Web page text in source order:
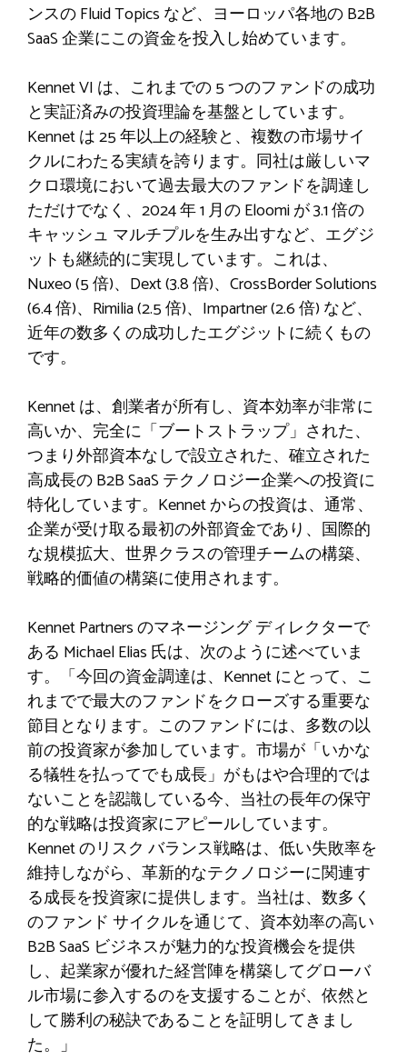
ンスの Fluid Topics など、ヨーロッパ各地の B2B
SaaS 企業にこの資金を投入し始めています。
Kennet VI は、これまでの 5 つのファンドの成功
と実証済みの投資理論を基盤としています。
Kennet は 25 年以上の経験と、複数の市場サイ
クルにわたる実績を誇ります。同社は厳しいマ
クロ環境において過去最大のファンドを調達し
ただけでなく、2024 年 1 月の Eloomi が 3.1 倍の
キャッシュ マルチプルを生み出すなど、エグジ
ットも継続的に実現しています。これは、
Nuxeo (5 倍)、Dext (3.8 倍)、CrossBorder Solutions
(6.4 倍)、Rimilia (2.5 倍)、Impartner (2.6 倍) など、
近年の数多くの成功したエグジットに続くもの
です。
Kennet は、創業者が所有し、資本効率が非常に
高いか、完全に「ブートストラップ」された、
つまり外部資本なしで設立された、確立された
高成長の B2B SaaS テクノロジー企業への投資に
特化しています。Kennet からの投資は、通常、
企業が受け取る最初の外部資金であり、国際的
な規模拡大、世界クラスの管理チームの構築、
戦略的価値の構築に使用されます。
Kennet Partners のマネージング ディレクターで
ある Michael Elias 氏は、次のように述べていま
す。「今回の資金調達は、Kennet にとって、こ
れまでで最大のファンドをクローズする重要な
節目となります。このファンドには、多数の以
前の投資家が参加しています。市場が「いかな
る犠牲を払ってでも成長」がもはや合理的では
ないことを認識している今、当社の長年の保守
的な戦略は投資家にアピールしています。
Kennet のリスク バランス戦略は、低い失敗率を
維持しながら、革新的なテクノロジーに関連す
る成長を投資家に提供します。当社は、数多く
のファンド サイクルを通じて、資本効率の高い
B2B SaaS ビジネスが魅力的な投資機会を提供
し、起業家が優れた経営陣を構築してグローバ
ル市場に参入するのを支援することが、依然と
して勝利の秘訣であることを証明してきまし
た。」